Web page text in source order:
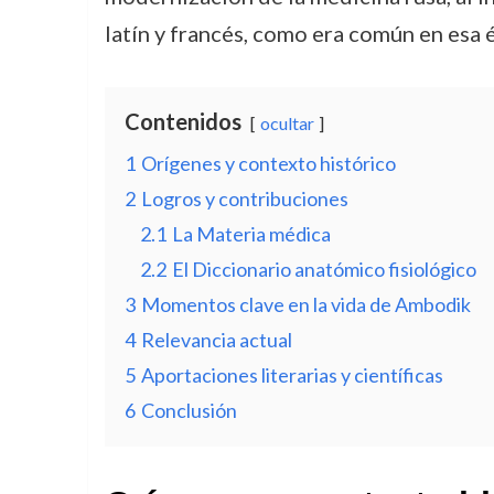
latín y francés, como era común en esa
Contenidos ocultar
1 Orígenes y contexto histórico
2 Logros y contribuciones
2.1 La Materia médica
2.2 El Diccionario anatómico fisiológico
3 Momentos clave en la vida de Ambodik
4 Relevancia actual
5 Aportaciones literarias y científicas
6 Conclusión